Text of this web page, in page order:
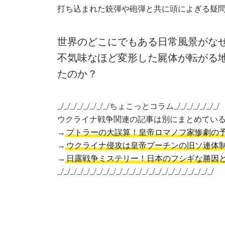
打ち込まれた銃弾や砲弾と共に頭によぎる疑
世界のどこにでもある日常風景がな
不気味なほど変形した屍体が転がる
たのか？
_/_/_/_/_/_/_/_/ちょこっとコラム_/_/_/_/_/_/_/
ウクライナ戦争関連の記事は別にまとめてい
→ プトラーの大誤算！皇帝ロマノフ家惨劇の
→ ウクライナ侵攻は皇帝プーチンの旧ソ連体
→ 日露戦争ミステリー！日本のフシギな勝因
_/_/_/_/_/_/_/_/_/_/_/_/_/_/_/_/_/_/_/_/_/_/_/_/